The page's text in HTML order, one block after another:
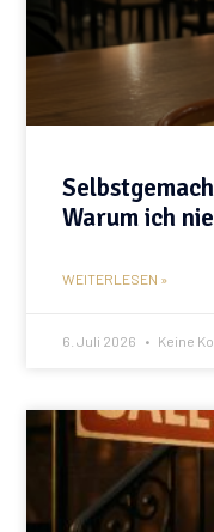
Warum ich
WEITERLESEN »
6. Juli 2026 Keine